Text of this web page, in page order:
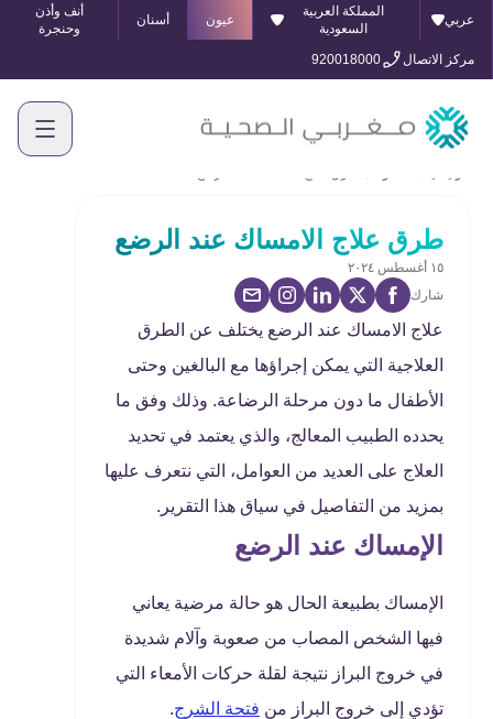
عربي
المملكة العربية
السعودية
عيون أسنان
أنف وأذن
وحنجرة
مركز الاتصال
920018000
طرق علاج الامساك عند الرضع
١٥ أغسطس ٢٠٢٤
شارك
علاج الامساك عند الرضع يختلف عن الطرق
العلاجية التي يمكن إجراؤها مع البالغين وحتى
الأطفال ما دون مرحلة الرضاعة. وذلك وفق ما
يحدده الطبيب المعالج، والذي يعتمد في تحديد
العلاج على العديد من العوامل، التي نتعرف عليها
بمزيد من التفاصيل في سياق هذا التقرير.
الإمساك عند الرضع
الإمساك بطبيعة الحال هو حالة مرضية يعاني
فيها الشخص المصاب من صعوبة وآلام شديدة
في خروج البراز نتيجة لقلة حركات الأمعاء التي
تؤدي إلى خروج البراز من فتحة الشرج.